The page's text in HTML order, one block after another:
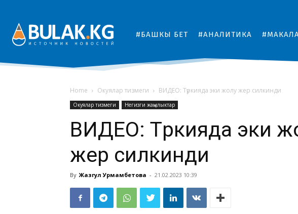
#БАШКЫ БЕТ #АНАЛИТИКА
Home Окуялар тизмеги ВИДЕО: Түркияда эки жолу жер силкинди
Окуялар тизмеги Негизги жаңылыктар
ВИДЕО: Түркияда эки
жер силкинди
By Жазгул Урмамбетова - 21.02.2023 10:39